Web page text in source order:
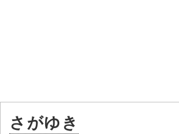
さがゆき